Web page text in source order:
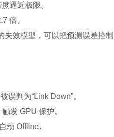
逼近极限。
倍。
失效模型，可以把预测误差控制
判为“Link Down”。
发 GPU 保护。
动 Offline。